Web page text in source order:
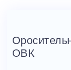
ОВК